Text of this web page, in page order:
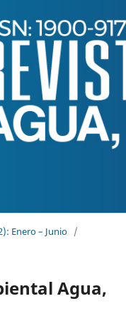
Enero – Junio /
Agua,